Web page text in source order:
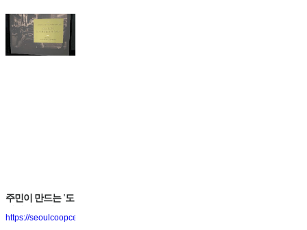
주민이 만드는 '도
도시재생활동가
https://seoulcoopcenter.blog.me/221577640520